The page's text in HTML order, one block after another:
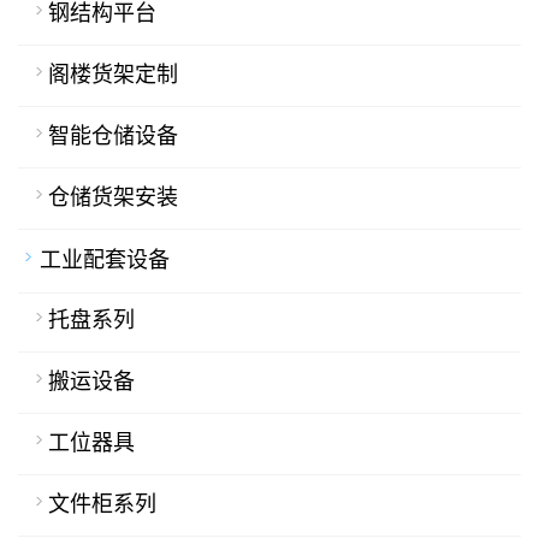
钢结构平台
阁楼货架定制
智能仓储设备
仓储货架安装
工业配套设备
托盘系列
搬运设备
工位器具
文件柜系列